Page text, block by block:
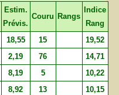
Estim.
Prévis.
Couru Rangs
Indice
Rang
18,55 15 19,52
2,19 76 14,71
8,19 5 10,22
8,92 13 10,15